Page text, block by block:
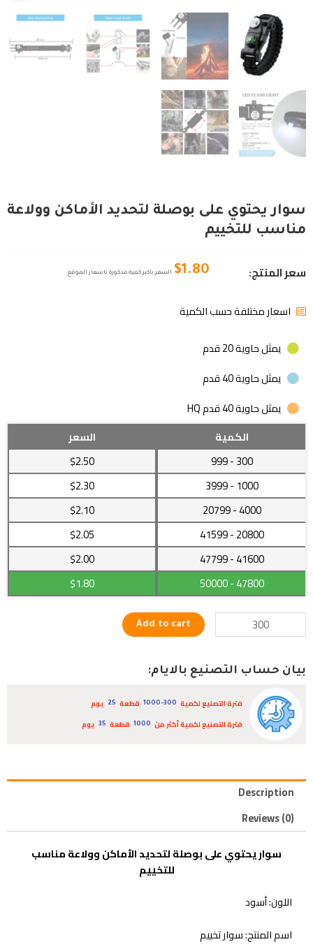
سوار يحتوي على بوصلة لتحديد الأماكن وولاعة
مناسب للتخييم
سعر المنتج: $1.80 السعر باكبر كمية مذكورة باسعار الموقع
اسعار مختلفة حسب الكمية
يمثل حاوية 20 قدم
يمثل حاوية 40 قدم
يمثل حاوية 40 قدم HQ
الكمية
السعر
300
- 999
$2.50
1000
- 3999
$2.30
4000
- 20799
$2.10
20800
- 41599
$2.05
41600
- 47799
$2.00
47800
- 50000
$1.80
يحتوي
بوصلة
لتحديد
وولاعة
مناسب
quantity
Add to cart
بيان حساب التصنيع بالايام:
فترة التصنيع لكمية 1000-300 قطعة 25
يوم
فترة التصنيع لكمية أكثر من
1000 قطعة 35 يوم
Description
Reviews (0)
سوار يحتوي على بوصلة لتحديد الأماكن وولاعة مناسب
للتخييم
اللون: أسود
اسم المنتج: سوار تخييم